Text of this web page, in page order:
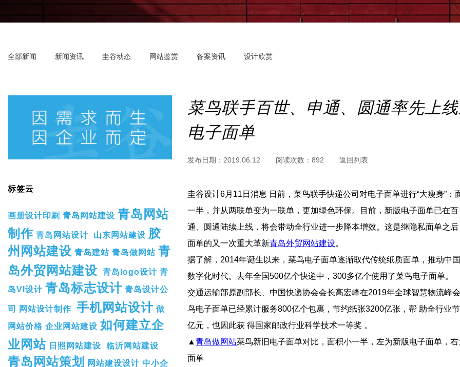
全部新闻 新闻资讯 圭谷动态 网站鉴赏 备案资讯 设计欣赏
标签云
画册设计印刷 青岛网站建设 青岛网站
制作 青岛网站设计 山东网站建设 胶
州网站建设 青岛建站 青岛做网站 青
岛外贸网站建设
青岛logo设计 青
岛VI设计 青岛标志设计 青岛设计公
司 网站设计制作 手机网站设计 做
网站价格 企业网站建设 如何建立企
业网站 日照网站建设 临沂网站建设
青岛网站策划 网站建设设计 中小企
菜鸟联手百世、申通、圆通率先上
电子面单
发布日期： 2019.06.12 阅读次数： 892 返回列表
圭谷设计6月11日消息 日前，菜鸟联手快递公司对电子面单进行“大瘦身”：
一半 ，并从两联单变为一联单 ，更加绿色环保。目前，新版电子面单已在百 
通、圆通陆续上线，将会带动全行业进一步降本增效。这是继隐私面单之
面单的又一次重大革新青岛外贸网站建设。
据了解，2014年诞生以来，菜鸟电子面单逐渐取代传统纸质面单，推动中
数字化时代。去年全国500亿个快递中，300多亿个使用了菜鸟电子面单。
交通运输部原副部长、中国快递协会会长高宏峰在2019年全球智慧物流峰
鸟电子面单已经累 计服务800亿个包裹，节约纸张3200亿张，帮 助全行业节约
亿元，也因此获 得国家邮政行业科学技术一等奖 。
▲ 青岛做网站菜鸟新旧电子面单对比，面积小一半，左为新版电子面单，
面单